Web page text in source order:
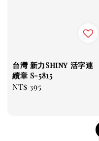
台灣 新力Shiny 活字連
續章 S-5815
Regular
NT$ 395